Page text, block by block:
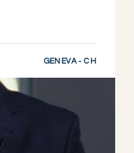
GENEVA - CH